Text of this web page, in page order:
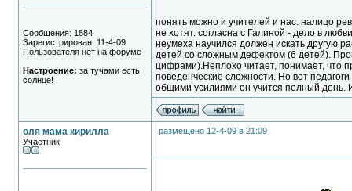
Сообщения: 1884
Зарегистрирован: 11-4-09
Пользователя нет на форуме
Настроение: за тучами есть
солнце!
понять можно и учителей и нас. налицо
не хотят. согласна с Галиной - дело в
неумеха научился должен искать другую
детей со сложным дефектом (6 детей).
цифрами).Неплохо читает, понимает, что
поведенческие сложности. Но вот
общими усилиями он учится полный день.
оля мама кирилла
Участник
размещено 12-4-09 в 21:09